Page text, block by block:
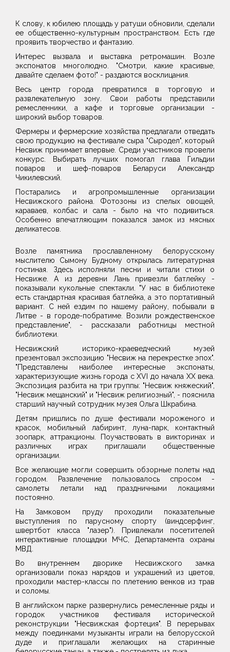
К слову, к юбилею площадь у ратуши обновили, сделали
ее общественно-культурным пространством. Есть где
проявить творчество и фантазию.
Интерес вызвала и выставка ретромашин. Возле
экспонатов многолюдно. "Смотри, какие красивые,
давайте сделаем фото!" - раздаются восклицания.
Весь центр города превратился в торговую и
развлекательную зону. Свои работы представили
ремесленники, а кафе и торговые организации -
широкий выбор товаров.
Фермеры и фермерские хозяйства предлагали отведать
свою продукцию на фестивале сыра "Сыродел", который
Несвиж принимает впервые. Среди участников провели
конкурс. Выбирать лучших помогал глава Гильдии
поваров и шеф-поваров Беларуси Александр
Чикилевский.
Постарались и агропромышленные организации
Несвижского района. Фотозоны из спелых овощей,
караваев, колбас и сала - было на что подивиться.
Особенно впечатляющим показался замок из мясных
деликатесов.
Возле памятника прославленному белорусскому
мыслителю Сымону Будному открылась литературная
гостиная. Здесь исполняли песни и читали стихи о
Несвиже. А из деревни Лань привезли батлейку -
показывали кукольные спектакли. "У нас в библиотеке
есть стандартная красивая батлейка, а это портативный
вариант. С ней ездим по нашему району, побывали в
Литве - в городе-побратиме. Возили рождественское
представление", - рассказали работницы местной
библиотеки.
Несвижский историко-краеведческий музей
презентовал экспозицию "Несвиж на перекрестке эпох".
"Представлены наиболее интересные экспонаты,
характеризующие жизнь города с XVI до начала XX века.
Экспозиция разбита на три группы: "Несвиж княжеский",
"Несвиж мещанский" и "Несвиж религиозный", - пояснила
старший научный сотрудник музея Ольга Шкрабина.
Детям пришлись по душе фестивали мороженого и
красок, мобильный лабиринт, луна-парк, контактный
зоопарк, аттракционы. Поучаствовать в викторинах и
различных играх приглашали общественные
организации.
Все желающие могли совершить обзорные полеты над
городом. Развлечение пользовалось спросом -
самолеты летали над праздничными локациями
постоянно.
На Замковом пруду проходили показательные
выступления по парусному спорту (виндсерфинг,
швертбот класса "лазер"). Привлекали посетителей
интерактивные площадки МЧС, Департамента охраны
МВД.
Во внутреннем дворике Несвижского замка
организовали показ нарядов и украшений из цветов,
проходили мастер-классы по плетению венков из трав
и соломы.
В английском парке развернулись ремесленные ряды и
городок участников фестиваля исторической
реконструкции "Несвижская фортеция". В перерывах
между поединками музыканты играли на белорусской
дуде и приглашали желающих на старинные